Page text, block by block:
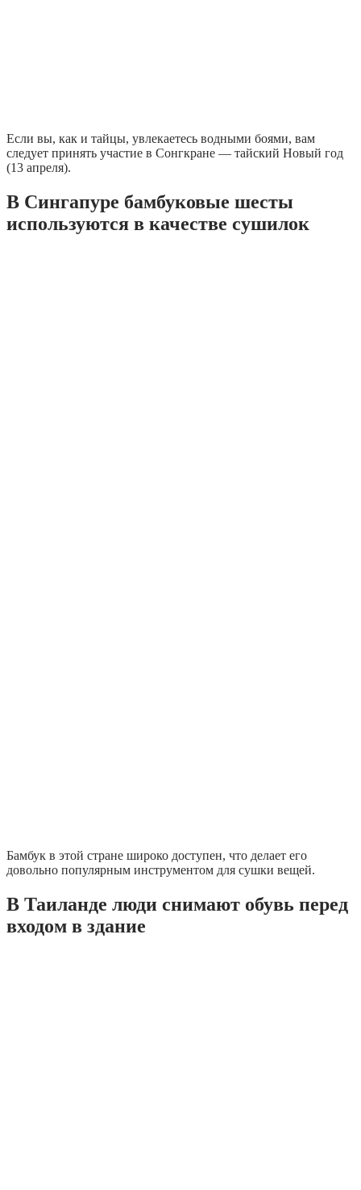
Если вы, как и тайцы, увлекаетесь водными боями, вам
следует принять участие в Сонгкране — тайский Новый год
(13 апреля).
В Сингапуре бамбуковые шесты
используются в качестве сушилок
Бамбук в этой стране широко доступен, что делает его
довольно популярным инструментом для сушки вещей.
В Таиланде люди снимают обувь перед
входом в здание